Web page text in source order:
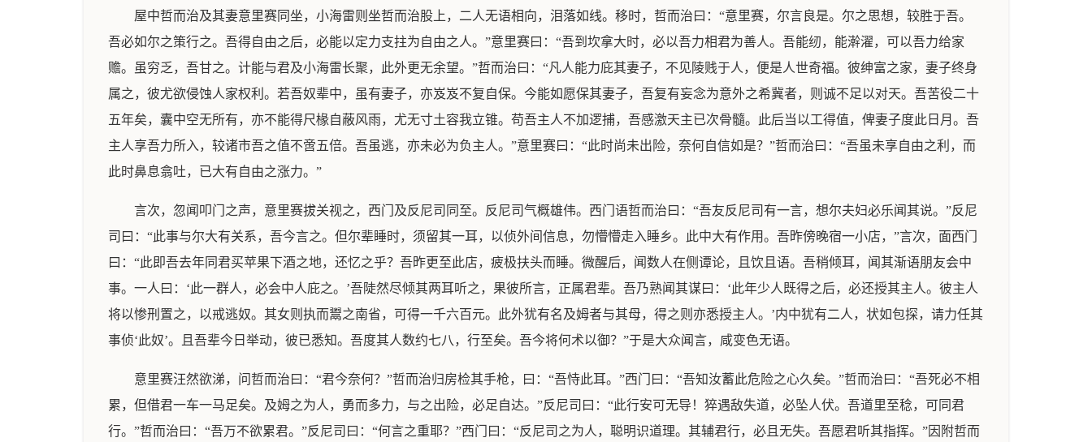
屋中哲而治及其妻意里赛同坐，小海雷则坐哲而治股上，二人无语相向，泪落如线。移时，哲而治曰：“意里赛，尔言良是。尔之思想，较胜于吾。
吾必如尔之策行之。吾得自由之后，必能以定力支拄为自由之人。”意里赛曰：“吾到坎拿大时，必以吾力相君为善人。吾能纫，能澣濯，可以吾力给家
赡。虽穷乏，吾甘之。计能与君及小海雷长聚，此外更无余望。”哲而治曰：“凡人能力庇其妻子，不见陵贱于人，便是人世奇福。彼绅富之家，妻子终身
属之，彼尤欲侵蚀人家权利。若吾奴辈中，虽有妻子，亦岌岌不复自保。今能如愿保其妻子，吾复有妄念为意外之希冀者，则诚不足以对天。吾苦役二十
五年矣，囊中空无所有，亦不能得尺椽自蔽风雨，尤无寸土容我立锥。苟吾主人不加逻捕，吾感激天主已次骨髓。此后当以工得值，俾妻子度此日月。吾
主人享吾力所入，较诸市吾之值不啻五倍。吾虽逃，亦未必为负主人。”意里赛曰：“此时尚未出险，奈何自信如是？”哲而治曰：“吾虽未享自由之利，而
此时鼻息翕吐，已大有自由之涨力。”
言次，忽闻叩门之声，意里赛拔关视之，西门及反尼司同至。反尼司气概雄伟。西门语哲而治曰：“吾友反尼司有一言，想尔夫妇必乐闻其说。”反尼
司曰：“此事与尔大有关系，吾今言之。但尔辈睡时，须留其一耳，以侦外间信息，勿懵懵走入睡乡。此中大有作用。吾昨傍晚宿一小店，”言次，面西门
曰：“此即吾去年同君买苹果下酒之地，还忆之乎？吾昨更至此店，疲极扶头而睡。微醒后，闻数人在侧谭论，且饮且语。吾稍倾耳，闻其渐语朋友会中
事。一人曰：‘此一群人，必会中人庇之。’吾陡然尽倾其两耳听之，果彼所言，正属君辈。吾乃熟闻其谋曰：‘此年少人既得之后，必还授其主人。彼主人
将以惨刑置之，以戒逃奴。其女则执而鬻之南省，可得一千六百元。此外犹有名及姆者与其母，得之则亦悉授主人。’内中犹有二人，状如包探，请力任其
事侦‘此奴’。且吾辈今日举动，彼已悉知。吾度其人数约七八，行至矣。吾今将何术以御？”于是大众闻言，咸变色无语。
意里赛汪然欲涕，问哲而治曰：“君今奈何？”哲而治归房检其手枪，曰：“吾恃此耳。”西门曰：“吾知汝蓄此危险之心久矣。”哲而治曰：“吾死必不相
累，但借君一车一马足矣。及姆之为人，勇而多力，与之出险，必足自达。”反尼司曰：“此行安可无导！猝遇敌失道，必坠人伏。吾道里至稔，可同君
行。”哲而治曰：“吾万不欲累君。”反尼司曰：“何言之重耶？”西门曰：“反尼司之为人，聪明识道理。其辅君行，必且无失。吾愿君听其指挥。”因附哲而